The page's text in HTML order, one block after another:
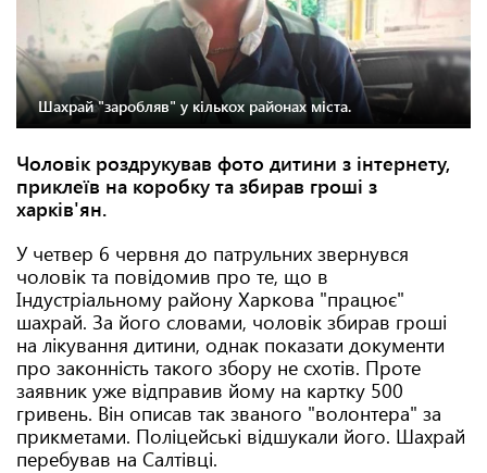
Шахрай "заробляв" у кількох районах міста.
Чоловік роздрукував фото дитини з інтернету,
приклеїв на коробку та збирав гроші з
харків'ян.
У четвер 6 червня до патрульних звернувся
чоловік та повідомив про те, що в
Індустріальному району Харкова "працює"
шахрай. За його словами, чоловік збирав гроші
на лікування дитини, однак показати документи
про законність такого збору не схотів. Проте
заявник уже відправив йому на картку 500
гривень. Він описав так званого "волонтера" за
прикметами. Поліцейські відшукали його. Шахрай
перебував на Салтівці.